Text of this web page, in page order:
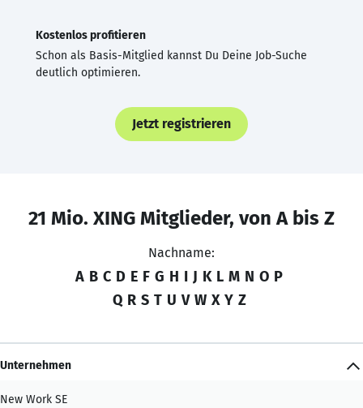
Kostenlos profitieren
Schon als Basis-Mitglied kannst Du Deine Job-Suche
deutlich optimieren.
Jetzt registrieren
21 Mio. XING Mitglieder, von A bis Z
Nachname:
A B C D E F G H I J K L M N O P
Q R S T U V W X Y Z
Unternehmen
New Work SE